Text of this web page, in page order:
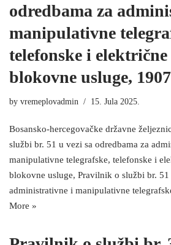
odredbama za
manipulativne
telefonske i
blokovne usluge,
by vremeplovadmin 15. Jula 2025.
Bosansko-hercegovačke državne
službi br. 51 u vezi sa odredbama za
manipulativne telegrafske, telefonske i
blokovne usluge, Pravilnik o službi br. 51
administrativne i manipulativne
More »